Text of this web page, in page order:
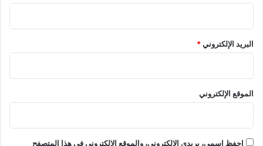
البريد الإلكتروني*
الموقع الإلكتروني
احفظ اسمي، بريدي الإلكتروني، والموقع الإلكتروني في هذا المتصفح